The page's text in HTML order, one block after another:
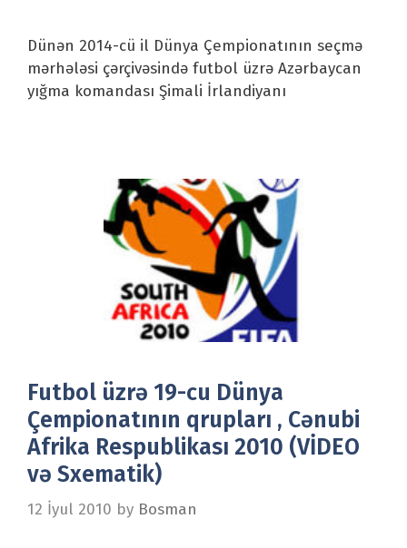
Dünən 2014-cü il Dünya Çempionatının seçmə
mərhələsi çərçivəsində futbol üzrə Azərbaycan
yığma komandası Şimali İrlandiyanı
Futbol üzrə 19-cu Dünya
Çempionatının qrupları , Cənubi
Afrika Respublikası 2010 (VİDEO
və Sxematik)
12 İyul 2010 by Bosman